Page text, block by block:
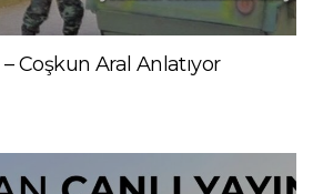
Coşkun Aral Anlatıyor